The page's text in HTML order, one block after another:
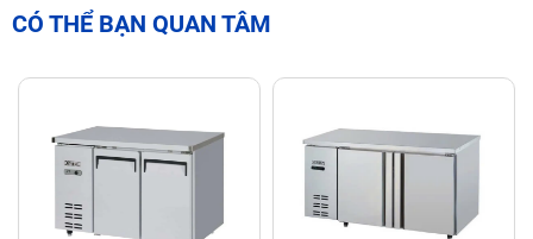
CÓ THỂ BẠN QUAN TÂM